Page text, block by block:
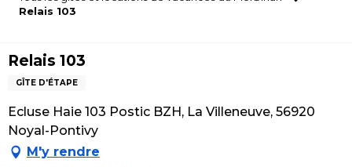
Relais 103
Relais 103
GÎTE D'ÉTAPE
Ecluse Haie 103 Postic BZH, La Villeneuve, 56920
Noyal-Pontivy
M'y rendre